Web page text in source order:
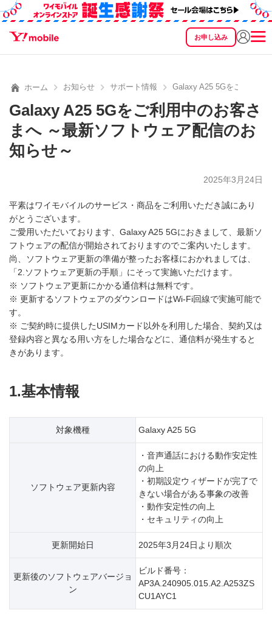
お申し込み
SEARCH
ホーム お知らせ サポート情報 Galaxy A25 5Gをご利用中
Galaxy A25 5Gをご利用中のお客さ
まへ ～最新ソフトウェア配信のお
知らせ～
2025年3月24日
平素はワイモバイルのサービス・商品をご利用いただき誠にあり
がとうございます。
ご愛用いただいております、Galaxy A25 5Gにおきまして、最新ソ
フトウェアの配信が開始されておりますのでご案内いたします。
尚、ソフトウェア更新の準備が整ったお客様におかれましては、
「2.ソフトウェア更新の手順」にそって実施いただけます。
※ ソフトウェア更新にかかる通信料は無料です。
※ 更新するソフトウェアのダウンロードはWi-Fi回線で実施可能で
す。
※ ご契約時に提供したUSIMカード以外を利用した場合、契約又は
登録内容と異なる用い方をした場合などに、通信料が発生すると
きがあります。
1.基本情報
対象機種 Galaxy A25 5G
ソフトウェア更新内容
・音声通話における動作安定性
の向上
・初期設定ウィザードが完了で
きない場合がある事象の改善
・動作安定性の向上
・セキュリティの向上
更新開始日 2025年3月24日より順次
更新後のソフトウェアバージョ
ン
ビルド番号：
AP3A.240905.015.A2.A253ZS
CU1AYC1